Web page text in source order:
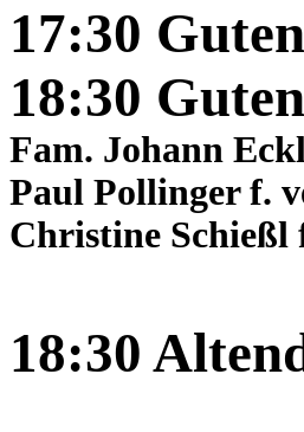
17:30
18:30
Fam. Johann
Paul Pollinger f.
Christine Schießl
18:30